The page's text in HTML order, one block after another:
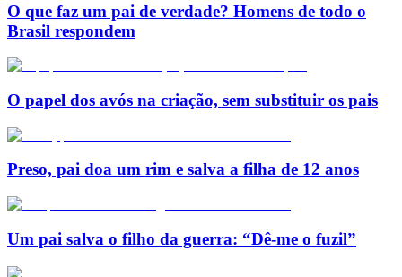
O que faz um pai de verdade? Homens de todo o
Brasil respondem
O papel dos avós na criação, sem substituir os pais
Preso, pai doa um rim e salva a filha de 12 anos
Um pai salva o filho da guerra: “Dê-me o fuzil”